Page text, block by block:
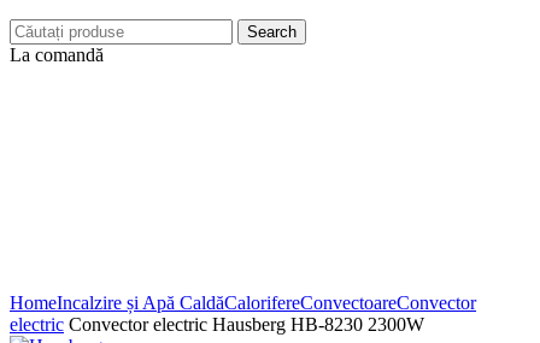
Search
La comandă
HomeIncalzire și Apă CaldăCalorifereConvectoareConvector
electric Convector electric Hausberg HB-8230 2300W